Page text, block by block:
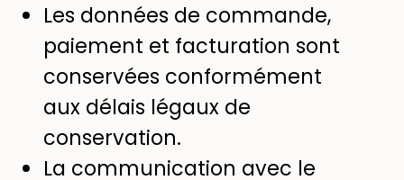
Les données de commande,
paiement et facturation sont
conservées conformément
aux délais légaux de
conservation.
La communication avec le